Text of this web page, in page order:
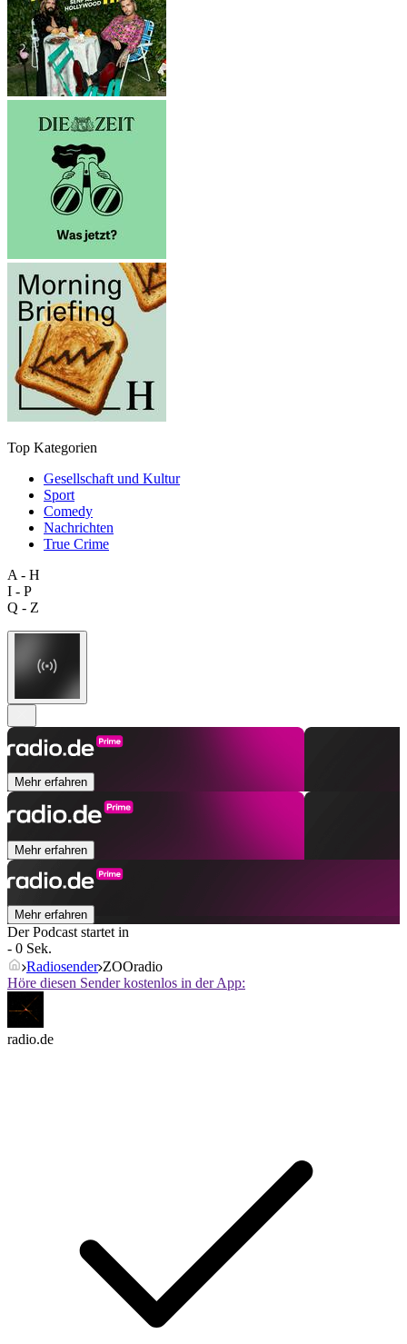
Top Kategorien
Gesellschaft und Kultur
Sport
Comedy
Nachrichten
True Crime
A - H
I - P
Q - Z
Mehr erfahren
Mehr erfahren
Mehr erfahren
Der Podcast startet in
- 0 Sek.
Radiosender ZOOradio
Höre diesen Sender kostenlos in der App:
radio.de